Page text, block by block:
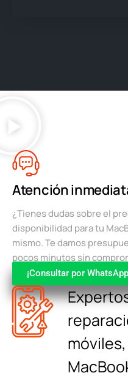
Atención
¿Tienes dudas sobre el
disponibilidad para tu
mismo. Te damos
pocos minutos sin
¡Consultar por